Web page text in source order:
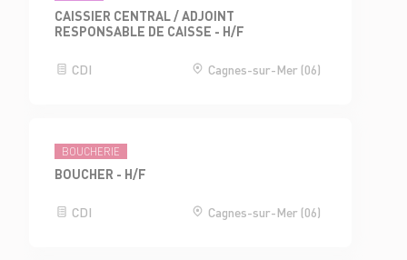
CAISSIER CENTRAL / ADJOINT
RESPONSABLE DE CAISSE - H/F
CDI Cagnes-sur-Mer (06)
BOUCHERIE
BOUCHER - H/F
CDI Cagnes-sur-Mer (06)